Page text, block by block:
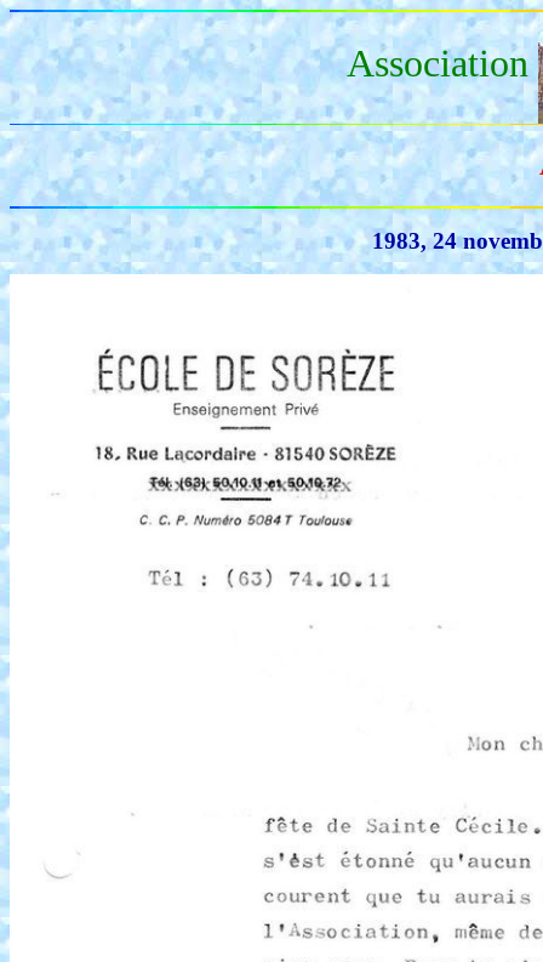
Association
1983, 24